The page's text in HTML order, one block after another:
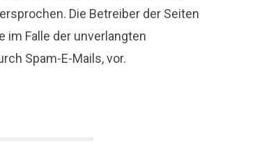
Die Betreiber der Seiten
Falle der unverlangten
Spam-E-Mails, vor.